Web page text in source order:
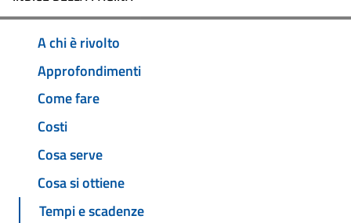
A chi è rivolto
Approfondimenti
Come fare
Costi
Cosa serve
Cosa si ottiene
Tempi e scadenze